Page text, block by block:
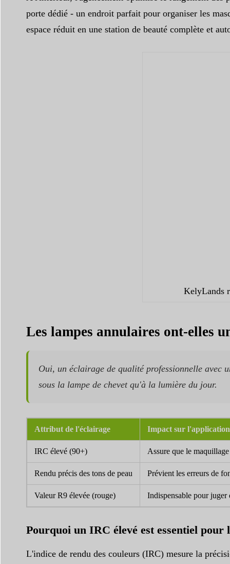
porte dédié - un endroit parfait pour organiser les
espace réduit en une station de beauté complète et
KelyLands
Les lampes annulaires ont-elles
Oui, un éclairage de qualité professionnelle avec
sous la lampe de chevet qu'à la lumière du jour.
Attribut de l'éclairage Impact sur
IRC élevé (90+) Assure que le
Rendu précis des tons de peau Prévient les erreurs de
Valeur R9 élevée (rouge) Indispensable pour juger
Pourquoi un IRC élevé est essentiel pour
L'indice de rendu des couleurs (IRC) mesure la